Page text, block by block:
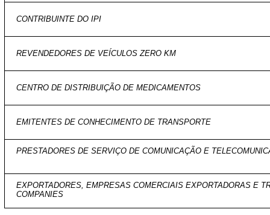
CONTRIBUINTE DO IPI
REVENDEDORES DE VEÍCULOS ZERO KM
CENTRO DE DISTRIBUIÇÃO DE MEDICAMENTOS
EMITENTES DE CONHECIMENTO DE TRANSPORTE
PRESTADORES DE SERVIÇO DE COMUNICAÇÃO E
EXPORTADORES, EMPRESAS COMERCIAIS EXPORTADORAS E
COMPANIES